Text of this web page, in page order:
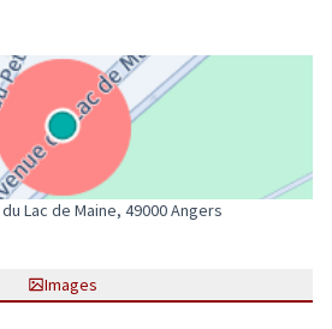
Lac de Maine, 49000 Angers
Images